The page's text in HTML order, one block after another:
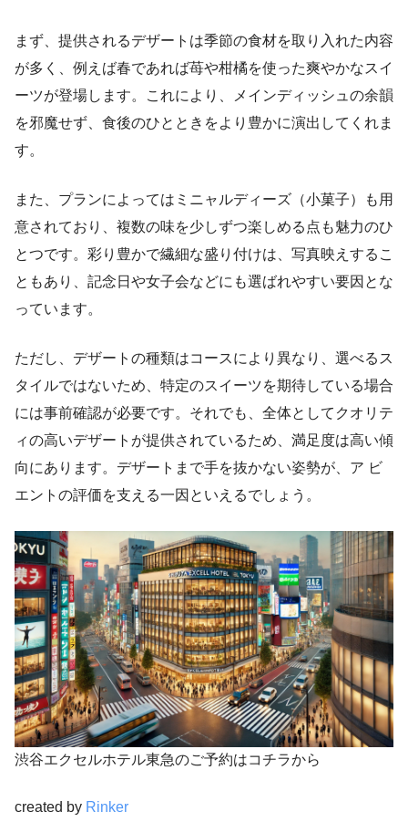
まず、提供されるデザートは季節の食材を取り入れた内容
が多く、例えば春であれば苺や柑橘を使った爽やかなスイ
ーツが登場します。これにより、メインディッシュの余韻
を邪魔せず、食後のひとときをより豊かに演出してくれま
す。
また、プランによってはミニャルディーズ（小菓子）も用
意されており、複数の味を少しずつ楽しめる点も魅力のひ
とつです。彩り豊かで繊細な盛り付けは、写真映えするこ
ともあり、記念日や女子会などにも選ばれやすい要因とな
っています。
ただし、デザートの種類はコースにより異なり、選べるス
タイルではないため、特定のスイーツを期待している場合
には事前確認が必要です。それでも、全体としてクオリテ
ィの高いデザートが提供されているため、満足度は高い傾
向にあります。デザートまで手を抜かない姿勢が、ア ビ
エントの評価を支える一因といえるでしょう。
渋谷エクセルホテル東急のご予約はコチラから
created by Rinker